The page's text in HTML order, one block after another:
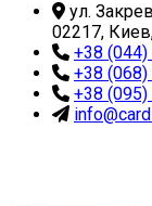
ул.
02217,
+38
+38 (068)
+38 (095)